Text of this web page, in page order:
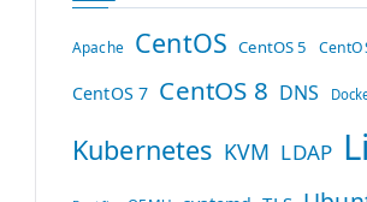
Apache CentOS CentOS 5
CentOS 7 CentOS 8 DNS
Kubernetes KVM LDAP